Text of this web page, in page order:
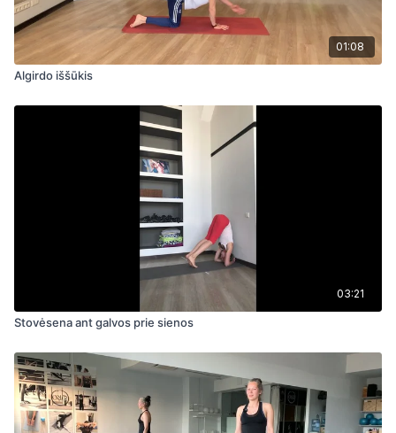
01:08
Algirdo iššūkis
03:21
Stovėsena ant galvos prie sienos